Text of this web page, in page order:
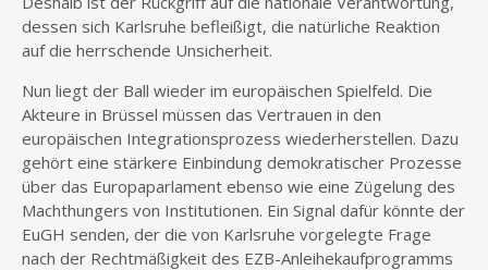
dessen sich Karlsruhe befleißigt, die natürliche Reaktion
auf die herrschende Unsicherheit.
Nun liegt der Ball wieder im europäischen Spielfeld. Die
Akteure in Brüssel müssen das Vertrauen in den
europäischen Integrationsprozess wiederherstellen. Dazu
gehört eine stärkere Einbindung demokratischer Prozesse
über das Europaparlament ebenso wie eine Zügelung des
Machthungers von Institutionen. Ein Signal dafür könnte der
EuGH senden, der die von Karlsruhe vorgelegte Frage
nach der Rechtmäßigkeit des EZB-Anleihekaufprogramms